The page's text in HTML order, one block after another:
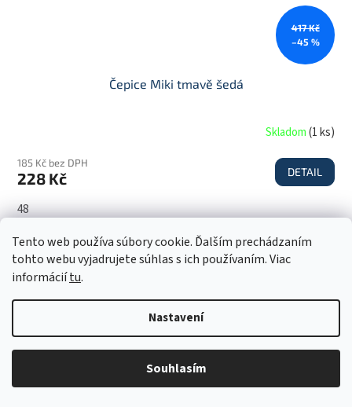
Tento web používa súbory cookie. Ďalším prechádzaním
tohto webu vyjadrujete súhlas s ich používaním. Viac
informáciítu.
Nastavení
Souhlasím
417 Kč
–45 %
Čepice Miki tmavě šedá
Skladom(1 ks)
185 Kč bez DPH
228 Kč DETAIL
48
Akce